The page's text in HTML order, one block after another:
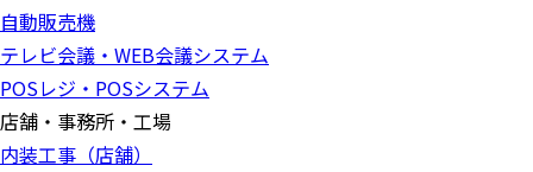
自動販売機
テレビ会議・WEB会議システム
POSレジ・POSシステム
店舗・事務所・工場
内装工事（店舗）